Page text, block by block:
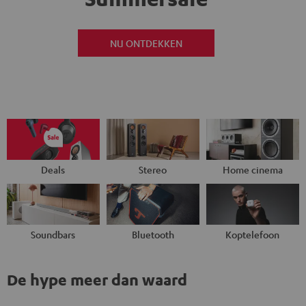
NU ONTDEKKEN
Deals Stereo Home cinema
Soundbars Bluetooth Koptelefoon
De hype meer dan waard